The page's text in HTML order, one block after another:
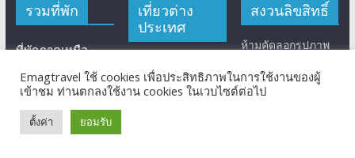
รวมที่พัก
ที่พักภาคเหนือ
ที่พักภาคอีสาน
ที่พักภาคตะวันออก
เที่ยวต่าง
ประเทศ
ญี่ปุ่น
ไต้หวัน
สงวนลิขสิทธิ์
ห้ามคัดลอกรูปภาพ
ไปใช้โดยไม่ได้รับ
อนุญาต หากพบเจอ
Emagtravel ใช้ cookies เพื่อประสิทธิภาพในการใช้งานของผู้
เข้าชม ท่านตกลงใช้งาน cookies ในเวบไซต์ต่อไป
ตั้งค่า ยอมรับ